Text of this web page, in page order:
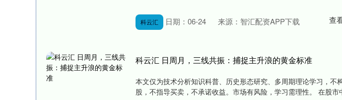
科云汇 日期：06-24 来源：智汇配资APP下载 查
科云汇 日周月，三线共振：捕捉主升浪的黄金标准
本文仅为技术分析知识科普、历史形态研究、多周期理论学习，不
股，不指导买卖，不承诺收益。市场有风险，学习需理性。 在股